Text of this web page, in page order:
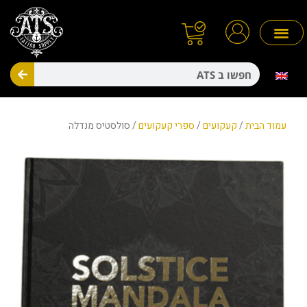
לתוכן
עמוד הבית/קעקועים/ספרי קעקועים/ סולסטיס מנדלה